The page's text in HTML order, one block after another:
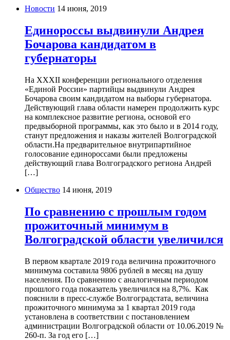
Новости 14 июня, 2019
Единороссы выдвинули Андрея
Бочарова кандидатом в
губернаторы
На XXXII конференции регионального отделения
«Единой России» партийцы выдвинули Андрея
Бочарова своим кандидатом на выборы губернатора.
Действующий глава области намерен продолжить курс
на комплексное развитие региона, основой его
предвыборной программы, как это было и в 2014 году,
станут предложения и наказы жителей Волгоградской
области.На предварительное внутрипартийное
голосование единороссами были предложены
действующий глава Волгоградского региона Андрей
[…]
Общество 14 июня, 2019
По сравнению с прошлым годом
прожиточный минимум в
Волгоградской области увеличился
В первом квартале 2019 года величина прожиточного
минимума составила 9806 рублей в месяц на душу
населения. По сравнению с аналогичным периодом
прошлого года показатель увеличился на 8,7%. Как
пояснили в пресс-службе Волгоградстата, величина
прожиточного минимума за 1 квартал 2019 года
установлена в соответствии с постановлением
администрации Волгоградской области от 10.06.2019 №
260-п. За год его […]